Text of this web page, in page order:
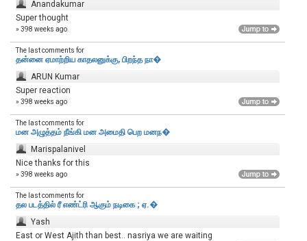
Anandakumar
Super thought
» 398 weeks ago
The last comments for
தன்னை ஏமாற்றிய காதலனுக்கு, பிறந்த நா�
ARUN Kumar
Super reaction
» 398 weeks ago
The last comments for
மன அழுத்தம் நீங்கி மன அமைதி பெற‌ மனந�
Marispalanivel
Nice thanks for this
» 398 weeks ago
The last comments for
தல படத்தில் ரீ எண்ட்ரி ஆகும் நடிகை ; ஏ.�
Yash
East or West Ajith than best.. nasriya we are waiting